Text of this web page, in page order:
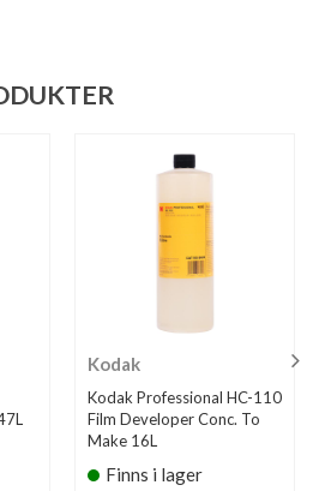
Kodak
Kodak Professional HC-110
Film Developer Conc. To
Make 16L
Finns i lager